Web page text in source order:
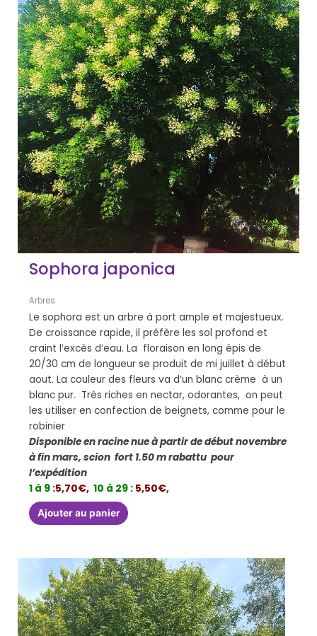
Sophora japonica
Arbres
Le sophora est un arbre à port ample et majestueux.
De croissance rapide, il préfère les sol profond et
craint l’excès d’eau. La floraison en long épis de
20/30 cm de longueur se produit de mi juillet à début
aout. La couleur des fleurs va d’un blanc crème à un
blanc pur. Très riches en nectar, odorantes, on peut
les utiliser en confection de beignets, comme pour le
robinier
Disponible en racine nue à partir de début novembre
à fin mars, scion fort 1.50 m rabattu pour
l’expédition
1 à 9 :5,70€, 10 à 29 : 5,50€,
Ajouter au panier